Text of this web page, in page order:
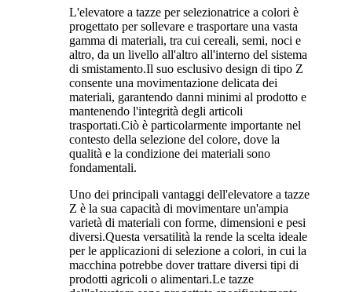
L'elevatore a tazze per selezionatrice a colori è
progettato per sollevare e trasportare una vasta
gamma di materiali, tra cui cereali, semi, noci e
altro, da un livello all'altro all'interno del sistema
di smistamento.Il suo esclusivo design di tipo Z
consente una movimentazione delicata dei
materiali, garantendo danni minimi al prodotto e
mantenendo l'integrità degli articoli
trasportati.Ciò è particolarmente importante nel
contesto della selezione del colore, dove la
qualità e la condizione dei materiali sono
fondamentali.
Uno dei principali vantaggi dell'elevatore a tazze
Z è la sua capacità di movimentare un'ampia
varietà di materiali con forme, dimensioni e pesi
diversi.Questa versatilità la rende la scelta ideale
per le applicazioni di selezione a colori, in cui la
macchina potrebbe dover trattare diversi tipi di
prodotti agricoli o alimentari.Le tazze